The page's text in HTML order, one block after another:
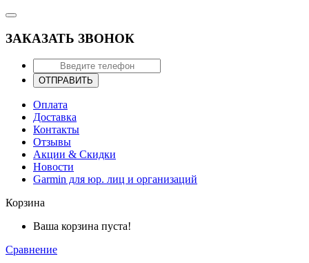
ЗАКАЗАТЬ ЗВОНОК
ОТПРАВИТЬ
Оплата
Доставка
Контакты
Отзывы
Акции & Скидки
Новости
Garmin для юр. лиц и организаций
Корзина
Ваша корзина пуста!
Сравнение